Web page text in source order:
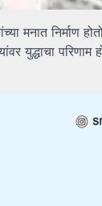
मनात निर्माण
परिणाम